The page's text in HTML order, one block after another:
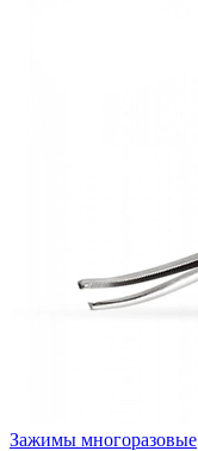
Зажимы многоразовые